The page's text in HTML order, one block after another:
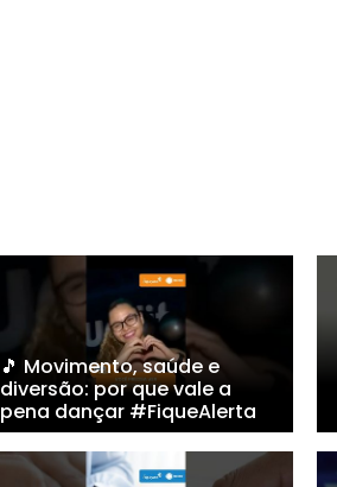
🎵 Movimento, saúde e
diversão: por que vale a
pena dançar #FiqueAlerta